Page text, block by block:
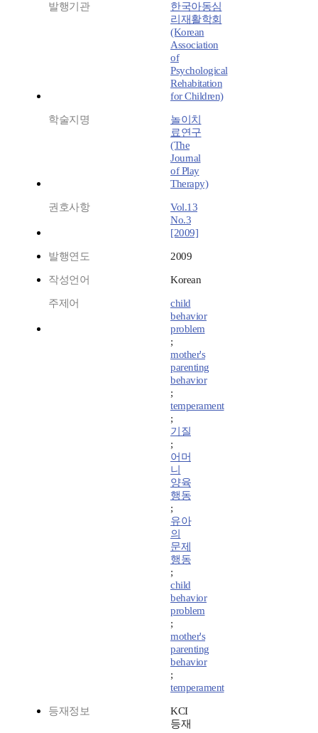
발행기관
한국아동심
리재활학회
(Korean
Association
of
Psychological
Rehabitation
for Children)
학술지명
놀이치
료연구
(The
Journal
of Play
Therapy)
권호사항
Vol.13
No.3
[2009]
발행연도 2009
작성언어 Korean
주제어
child
behavior
problem
;
mother's
parenting
behavior
;
temperament
;
기질
;
어머
니
양육
행동
;
유아
의
문제
행동
;
child
behavior
problem
;
mother's
parenting
behavior
;
temperament
등재정보
KCI
등재